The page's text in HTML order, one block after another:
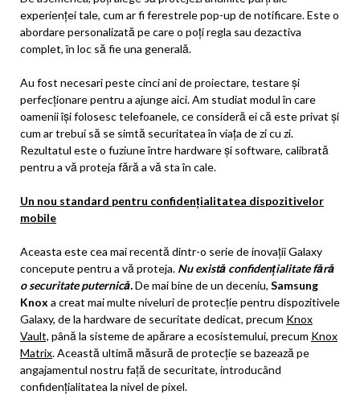
experienței tale, cum ar fi ferestrele pop-up de notificare. Este o
abordare personalizată pe care o poți regla sau dezactiva
complet, în loc să fie una generală.
Au fost necesari peste cinci ani de proiectare, testare și
perfecționare pentru a ajunge aici. Am studiat modul în care
oamenii își folosesc telefoanele, ce consideră ei că este privat și
cum ar trebui să se simtă securitatea în viața de zi cu zi.
Rezultatul este o fuziune între hardware și software, calibrată
pentru a vă proteja fără a vă sta în cale.
Un nou standard pentru confidențialitatea dispozitivelor
mobile
Aceasta este cea mai recentă dintr-o serie de inovații Galaxy
concepute pentru a vă proteja. Nu există confidențialitate fără
o securitate puternică.De mai bine de un deceniu, Samsung
Knox a creat mai multe niveluri de protecție pentru dispozitivele
Galaxy, de la hardware de securitate dedicat, precum Knox
Vault, până la sisteme de apărare a ecosistemului, precum Knox
Matrix. Această ultimă măsură de protecție se bazează pe
angajamentul nostru față de securitate, introducând
confidențialitatea la nivel de pixel.